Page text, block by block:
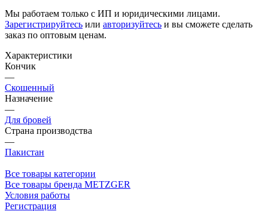
Мы работаем только с ИП и юридическими лицами.
Зарегистрируйтесь или авторизуйтесь и вы сможете сделать
заказ по оптовым ценам.
Характеристики
Кончик
—
Скошенный
Назначение
—
Для бровей
Страна производства
—
Пакистан
Все товары категории
Все товары бренда METZGER
Условия работы
Регистрация